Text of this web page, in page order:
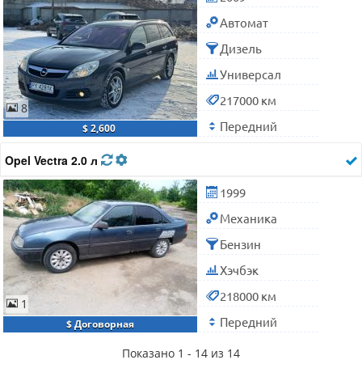
8
$ 2,600
Автомат
Дизель
Универсал
217000 км
Передний
Opel Vectra 2.0 л
1
$ Договорная
1999
Механика
Бензин
Хэчбэк
218000 км
Передний
Показано 1 - 14 из 14